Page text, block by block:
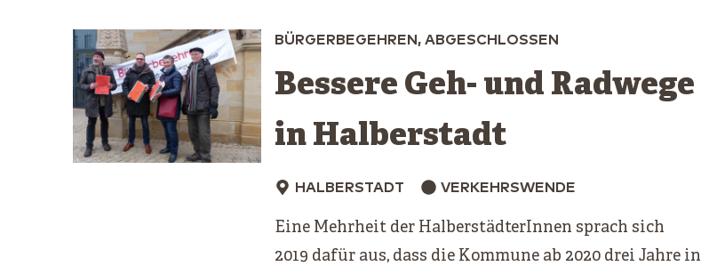
BÜRGERBEGEHREN, ABGESCHLOSSEN
Bessere Geh- und Radwege
in Halberstadt
HALBERSTADT VERKEHRSWENDE
Eine Mehrheit der HalberstädterInnen sprach sich
2019 dafür aus, dass die Kommune ab 2020 drei Jahre in